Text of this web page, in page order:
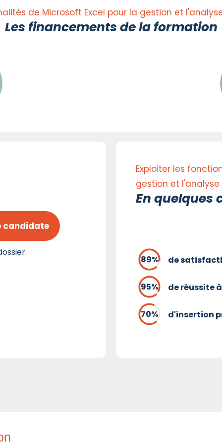
de Microsoft Excel pour la gestion et
Les financements de la formation
candidate
Exploiter les
gestion et l'analyse
En quelques
de
de réussite
d'insertion